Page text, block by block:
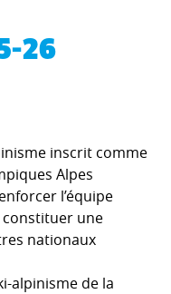
26
inscrit comme
Alpes
l’équipe
constituer une
nationaux
alpinisme de la